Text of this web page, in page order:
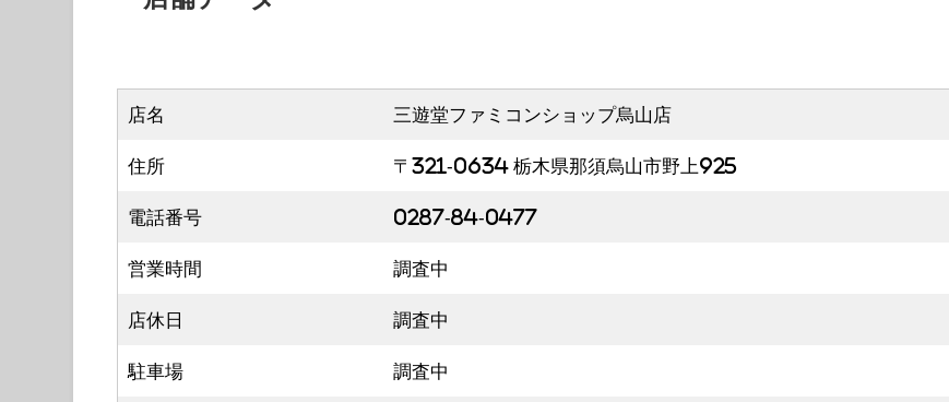
店名 三遊堂ファミコンショップ烏山店
住所 〒321-0634 栃木県那須烏山市野上925
電話番号 0287-84-0477
営業時間 調査中
店休日 調査中
駐車場 調査中